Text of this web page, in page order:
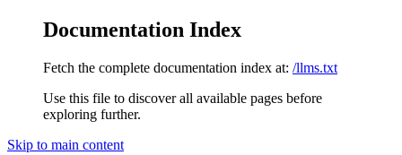
Documentation Index
Fetch the complete documentation index at: /llms.txt
Use this file to discover all available pages before
exploring further.
Skip to main content